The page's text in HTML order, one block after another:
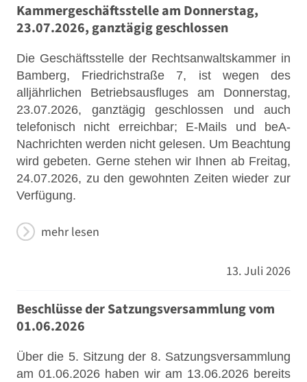
Kammergeschäftsstelle am Donnerstag,
23.07.2026, ganztägig geschlossen
Die Geschäftsstelle der Rechtsanwaltskammer in
Bamberg, Friedrichstraße 7, ist wegen des
alljährlichen Betriebsausfluges am Donnerstag,
23.07.2026, ganztägig geschlossen und auch
telefonisch nicht erreichbar; E-Mails und beA-
Nachrichten werden nicht gelesen. Um Beachtung
wird gebeten. Gerne stehen wir Ihnen ab Freitag,
24.07.2026, zu den gewohnten Zeiten wieder zur
Verfügung.
mehr lesen
13. Juli 2026
Beschlüsse der Satzungsversammlung vom
01.06.2026
Über die 5. Sitzung der 8. Satzungsversammlung
am 01.06.2026 haben wir am 13.06.2026 bereits